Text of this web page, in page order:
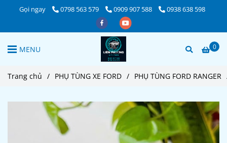
Gọi ngay 0798 563 579 0909 907 588 0938 638 598
0
MENU
Trang chủ / PHỤ TÙNG XE FORD / PHỤ TÙNG FORD RANGER